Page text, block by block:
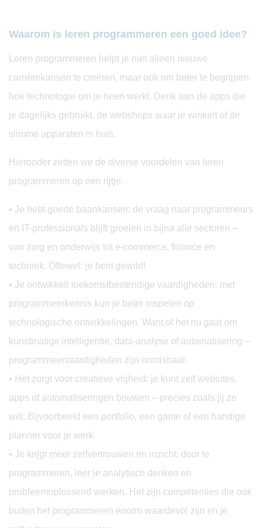
Waarom is leren programmeren een goed idee?
Leren programmeren helpt je niet alleen nieuwe
carrièrekansen te creëren, maar ook om beter te begrijpen
hoe technologie om je heen werkt. Denk aan de apps die
je dagelijks gebruikt, de webshops waar je winkelt of de
slimme apparaten in huis.
Hieronder zetten we de diverse voordelen van leren
programmeren op een rijtje:
• Je hebt goede baankansen: de vraag naar programmeurs
en IT-professionals blijft groeien in bijna alle sectoren –
van zorg en onderwijs tot e-commerce, finance en
techniek. Oftewel: je bent gewild!
• Je ontwikkelt toekomstbestendige vaardigheden: met
programmeerkennis kun je beter inspelen op
technologische ontwikkelingen. Want of het nu gaat om
kunstmatige intelligentie, data-analyse of automatisering –
programmeervaardigheden zijn onmisbaar.
• Het zorgt voor creatieve vrijheid: je kunt zelf websites,
apps of automatiseringen bouwen – precies zoals jij ze
wilt. Bijvoorbeeld een portfolio, een game of een handige
planner voor je werk.
• Je krijgt meer zelfvertrouwen en inzicht: door te
programmeren, leer je analytisch denken en
probleemoplossend werken. Het zijn competenties die ook
buiten het programmeren enorm waardevol zijn en je